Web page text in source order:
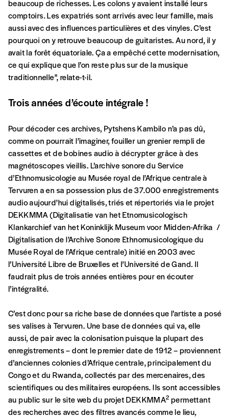
Je commande au numéro
Édition papier (livraison en Belgique
uniquement)
AJOUTER
Édition numérique
AJOUTER
Offre découverte
Vous souhaitez découvrir
Je souhaite bénéficier de l’offre
découverte
Cadeau
Faites découvrir l'Imagà un·e ami·e et offrez-
lui un abonnement ou numéro au choix.
beaucoup de richesses. Les colons y avaient installé leurs
comptoirs. Les expatriés sont arrivés avec leur famille, mais
aussi avec des influences particulières et des vinyles. C’est
pourquoi on y retrouve beaucoup de guitaristes. Au nord, il y
avait la forêt équatoriale. Ça a empêché cette modernisation,
ce qui explique que l’on reste plus sur de la musique
traditionnelle”, relate-t-il.
Trois années d’écoute intégrale !
Pour décoder ces archives, Pytshens Kambilo n’a pas dû,
comme on pourrait l’imaginer, fouiller un grenier rempli de
cassettes et de bobines audio à décrypter grâce à des
magnétoscopes vieillis. L’archive sonore du Service
d’Ethnomusicologie au Musée royal de l’Afrique centrale à
Tervuren a en sa possession plus de 37.000 enregistrements
audio aujourd’hui digitalisés, triés et répertoriés via le projet
DEKKMMA (Digitalisatie van het Etnomusicologisch
Klankarchief van het Koninklijk Museum voor Midden-Afrika /
Digitalisation de l’Archive Sonore Ethnomusicologique du
Musée Royal de l’Afrique centrale) initié en 2003 avec
l’Université Libre de Bruxelles et l’Université de Gand. Il
faudrait plus de trois années entières pour en écouter
l’intégralité.
C’est donc pour sa riche base de données que l’artiste a posé
ses valises à Tervuren. Une base de données qui va, elle
aussi, de pair avec la colonisation puisque la plupart des
enregistrements – dont le premier date de 1912 – proviennent
d’anciennes colonies d’Afrique centrale, principalement du
Congo et du Rwanda, collectés par des mercenaires, des
scientifiques ou des militaires européens. Ils sont accessibles
au public sur le site web du projet DEKKMMA2 permettant
des recherches avec des filtres avancés comme le lieu,